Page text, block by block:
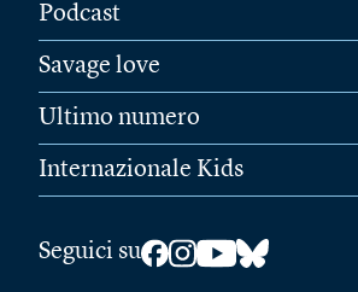
Podcast
Savage love
Ultimo numero
Internazionale Kids
Seguici su